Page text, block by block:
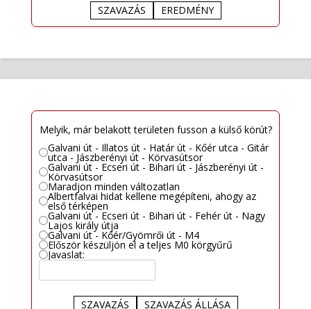
SZAVAZÁS EREDMÉNY
Melyik, már belakott területen fusson a külső körút?
Galvani út - Illatos út - Határ út - Kőér utca - Gitár
utca - Jászberényi út - Körvasútsor
Galvani út - Ecseri út - Bihari út - Jászberényi út -
Körvasútsor
Maradjon minden változatlan
Albertfalvai hidat kellene megépíteni, ahogy az
első térképen
Galvani út - Ecseri út - Bihari út - Fehér út - Nagy
Lajos király útja
Galvani út - Kőér/Gyömrői út - M4
Először készüljön el a teljes M0 körgyűrű
Javaslat:
SZAVAZÁS SZAVAZÁS ÁLLÁSA